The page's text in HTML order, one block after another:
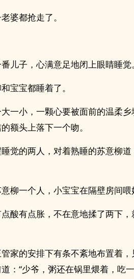
婆都抢走了。
儿子，心满意足地闭上眼睛睡觉。
宝宝都睡着了。
一小，一颗心要被面前的温柔乡
额头上落下一个吻。
觉的两人，对着熟睡的苏意柳道
柳一个人，小宝宝在隔壁房间喂
酸有点胀，不在意地揉了两下
家的安排下有条不紊地布置着
：“少爷，粥还在锅里煨着，吃